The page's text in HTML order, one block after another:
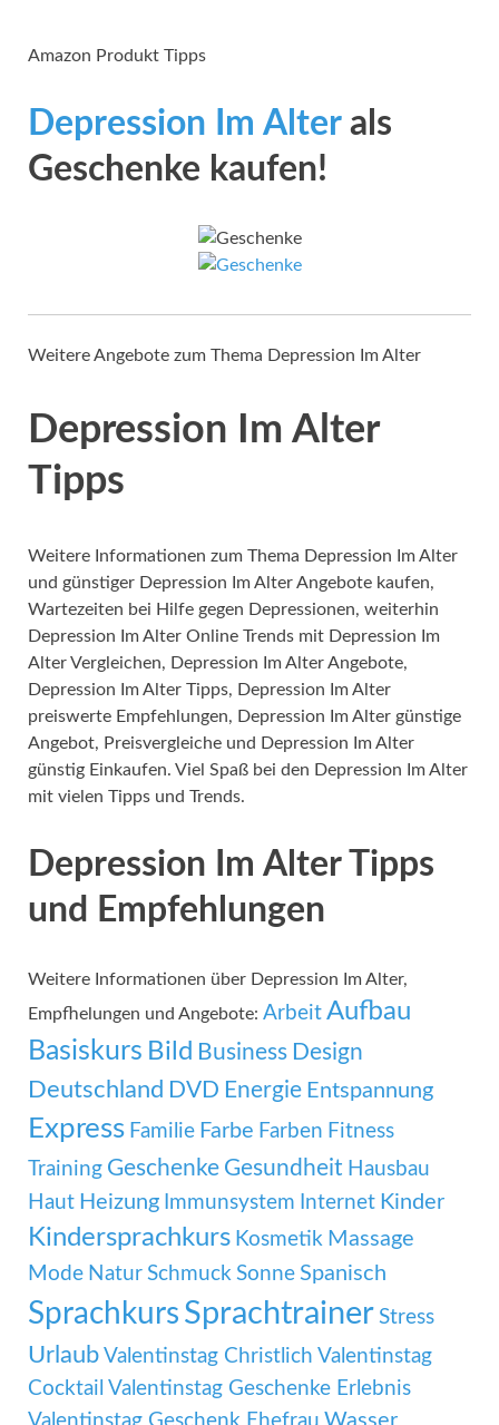
Amazon Produkt Tipps
Depression Im Alterals
Geschenke kaufen!
Weitere Angebote zum Thema Depression Im Alter
Depression Im Alter
Tipps
Weitere Informationen zum Thema Depression Im Alter
und günstiger Depression Im Alter Angebote kaufen,
Wartezeiten bei Hilfe gegen Depressionen, weiterhin
Depression Im Alter Online Trends mit Depression Im
Alter Vergleichen, Depression Im Alter Angebote,
Depression Im Alter Tipps, Depression Im Alter
preiswerte Empfehlungen, Depression Im Alter günstige
Angebot, Preisvergleiche und Depression Im Alter
günstig Einkaufen. Viel Spaß bei den Depression Im Alter
mit vielen Tipps und Trends.
Depression Im Alter Tipps
und Empfehlungen
Weitere Informationen über Depression Im Alter,
Empfhelungen und Angebote: Arbeit Aufbau
Basiskurs Bild Business Design
Deutschland DVD Energie Entspannung
Express Familie Farbe Farben Fitness
Training Geschenke Gesundheit Hausbau
Haut Heizung Immunsystem Internet Kinder
Kindersprachkurs Kosmetik Massage
Mode Natur Schmuck Sonne Spanisch
Sprachkurs Sprachtrainer Stress
Urlaub Valentinstag Christlich Valentinstag
Cocktail Valentinstag Geschenke Erlebnis
Wasser